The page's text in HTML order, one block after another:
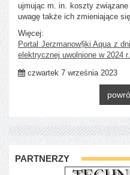
ujmując m. in. koszty związane
uwagę także ich zmieniające
Więcej:
Portal Jerzmanow§ki Aqua z
elektrycznej uwolnione w 2024
czwartek 7 września 2023
PARTNERZY